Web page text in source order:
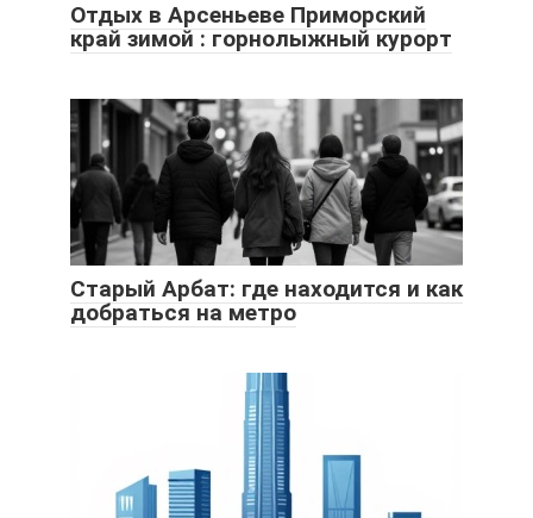
Отдых в Арсеньеве Приморский
край зимой : горнолыжный курорт
Старый Арбат: где находится и как
добраться на метро